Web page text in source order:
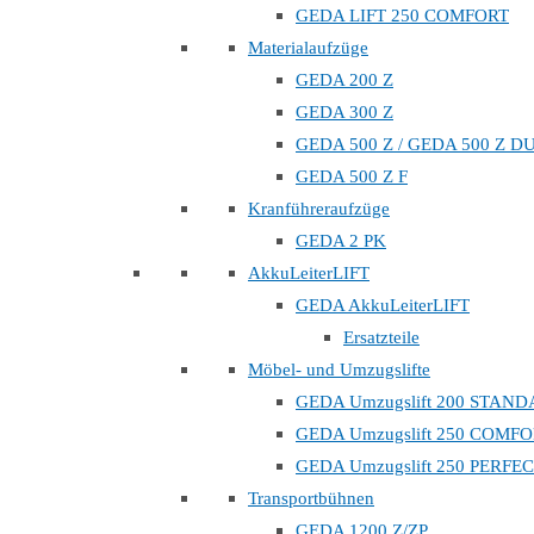
GEDA LIFT 250 COMFORT
Materialaufzüge
GEDA 200 Z
GEDA 300 Z
GEDA 500 Z / GEDA 500 Z
GEDA 500 Z F
Kranführeraufzüge
GEDA 2 PK
AkkuLeiterLIFT
GEDA AkkuLeiterLIFT
Ersatzteile
Möbel- und Umzugslifte
GEDA Umzugslift 200
GEDA Umzugslift 250
GEDA Umzugslift 250
Transportbühnen